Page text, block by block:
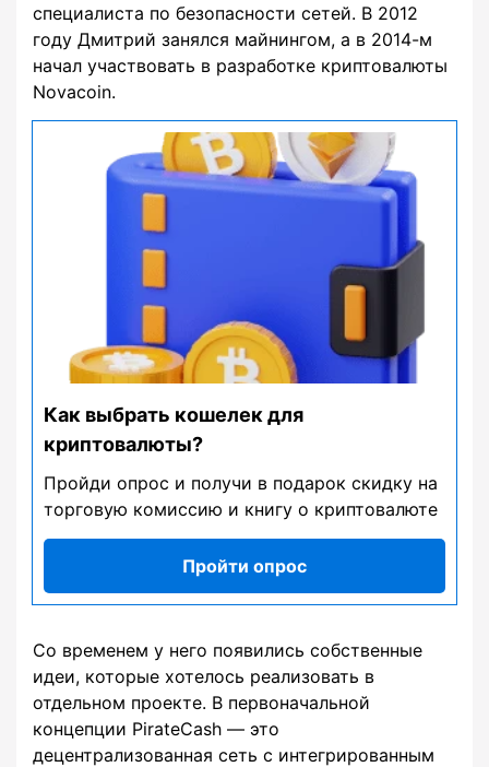
специалиста по безопасности сетей. В 2012
году Дмитрий занялся майнингом, а в 2014-м
начал участвовать в разработке криптовалюты
Novacoin.
Как выбрать кошелек для
криптовалюты?
Пройди опрос и получи в подарок скидку на
торговую комиссию и книгу о криптовалюте
Пройти опрос
Со временем у него появились собственные
идеи, которые хотелось реализовать в
отдельном проекте. В первоначальной
концепции PirateCash — это
децентрализованная сеть с интегрированным